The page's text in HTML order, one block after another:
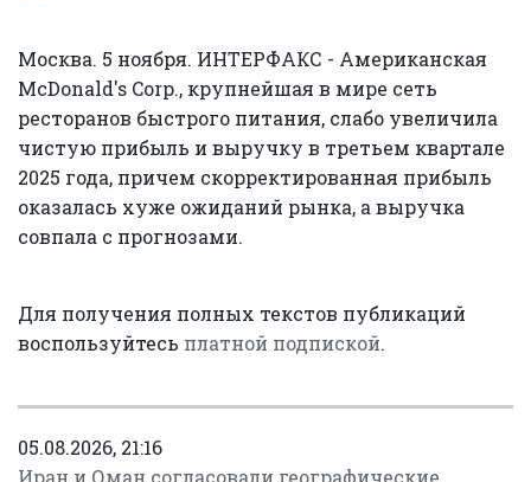
Москва. 5 ноября. ИНТЕРФАКС - Американская
McDonald's Corp., крупнейшая в мире сеть
ресторанов быстрого питания, слабо увеличила
чистую прибыль и выручку в третьем квартале
2025 года, причем скорректированная прибыль
оказалась хуже ожиданий рынка, а выручка
совпала с прогнозами.
Для получения полных текстов публикаций
воспользуйтесь платной подпиской.
05.08.2026, 21:16
Иран и Оман согласовали географические